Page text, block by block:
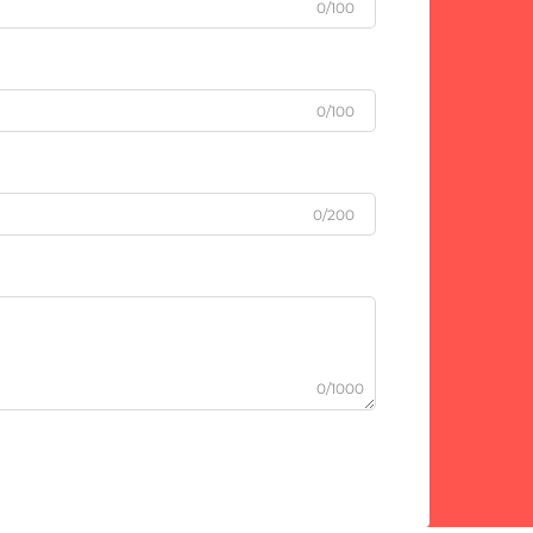
0/100
0/100
0/200
0/1000